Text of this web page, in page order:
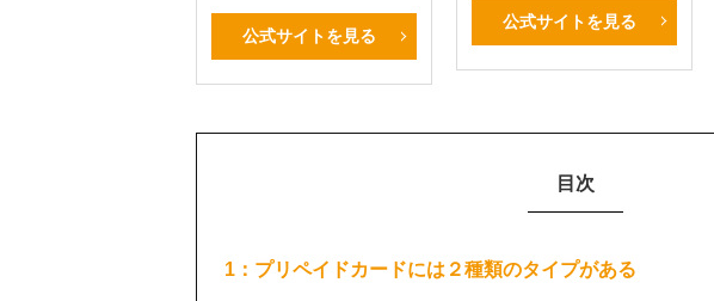
公式サイトを見る
公式サイトを見る
目次
1：プリペイドカードには２種類のタイプがある